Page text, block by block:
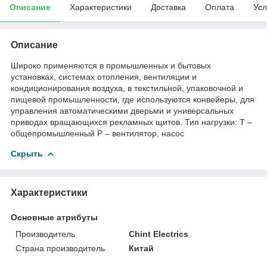
Описание Характеристики Доставка Оплата
Описание
Широко применяются в промышленных и бытовых
установках, системах отопления, вентиляции и
кондиционирования воздуха, в текстильной, упаковочной и
пищевой промышленности, где используются конвейеры, для
управления автоматическими дверьми и универсальных
приводах вращающихся рекламных щитов. Тип нагрузки: Т –
общепромышленный Р – вентилятор, насос
Скрыть
Характеристики
Основные атрибуты
Производитель
Chint Electrics
Страна производитель
Китай